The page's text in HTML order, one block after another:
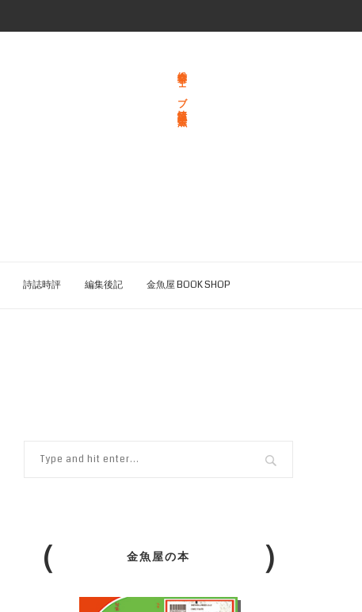
総合文学ウェブ情報誌 文学金魚
詩誌時評 編集後記 金魚屋 BOOK SHOP
金魚屋の本